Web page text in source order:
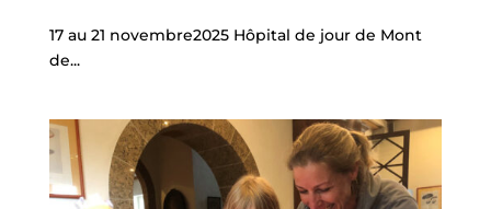
17 au 21 novembre2025 Hôpital de jour de Mont
de...